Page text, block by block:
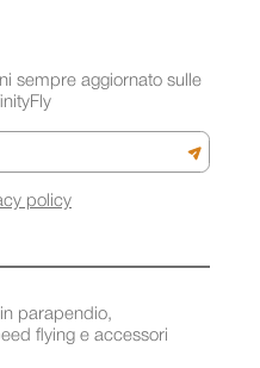
parapendio,
flying e accessori
sempre aggiornato sulle
Iscriviti
policy